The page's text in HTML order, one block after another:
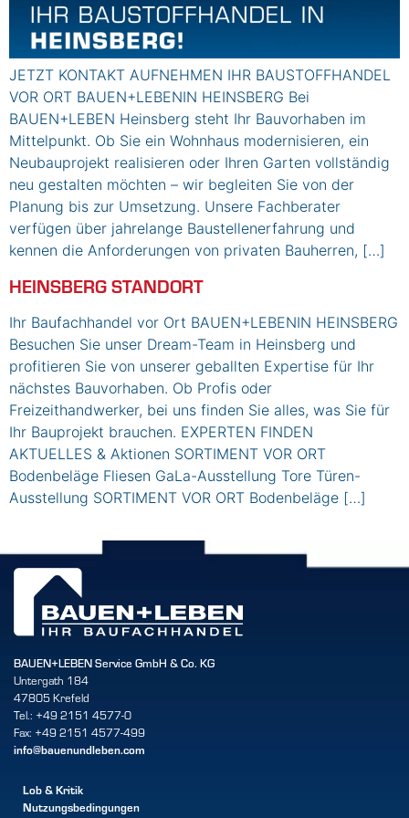
JETZT KONTAKT AUFNEHMEN IHR BAUSTOFFHANDEL
VOR ORT BAUEN+LEBENIN HEINSBERG Bei
BAUEN+LEBEN Heinsberg steht Ihr Bauvorhaben im
Mittelpunkt. Ob Sie ein Wohnhaus modernisieren, ein
Neubauprojekt realisieren oder Ihren Garten vollständig
neu gestalten möchten – wir begleiten Sie von der
Planung bis zur Umsetzung. Unsere Fachberater
verfügen über jahrelange Baustellenerfahrung und
kennen die Anforderungen von privaten Bauherren, […]
HEINSBERG STANDORT
Ihr Baufachhandel vor Ort BAUEN+LEBENIN HEINSBERG
Besuchen Sie unser Dream-Team in Heinsberg und
profitieren Sie von unserer geballten Expertise für Ihr
nächstes Bauvorhaben. Ob Profis oder
Freizeithandwerker, bei uns finden Sie alles, was Sie für
Ihr Bauprojekt brauchen. EXPERTEN FINDEN
AKTUELLES & Aktionen SORTIMENT VOR ORT
Bodenbeläge Fliesen GaLa-Ausstellung Tore Türen-
Ausstellung SORTIMENT VOR ORT Bodenbeläge […]
BAUEN+LEBEN Service GmbH & Co. KG
Untergath 184
47805 Krefeld
Tel.: +49 2151 4577-0
Fax: +49 2151 4577-499
info@bauenundleben.com
Lob & Kritik
Nutzungsbedingungen